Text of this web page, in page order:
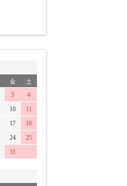
金
土
3
4
10
11
17
18
24
25
31